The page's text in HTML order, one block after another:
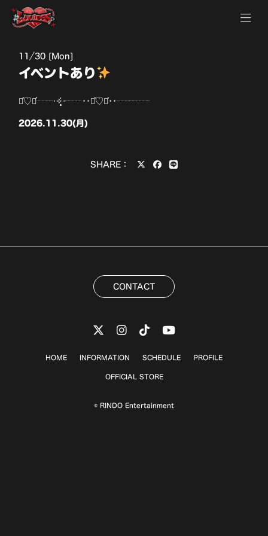
11 30 [Mon]
イベントあり
⋆͛♡⋆͛┈┈‧✧̣̥̇‧┈┈••⋆͛♡⋆͛••┈┈┈┈
2026.11.30(月)
SHARE：
CONTACT
HOME INFORMATION SCHEDULE PROFILE
OFFICIAL STORE
© RINDO Entertainment